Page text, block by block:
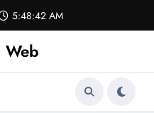
5:48:43 AM